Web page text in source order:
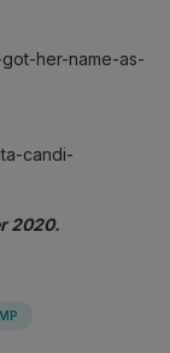
her-name-as-
candi-
2020.